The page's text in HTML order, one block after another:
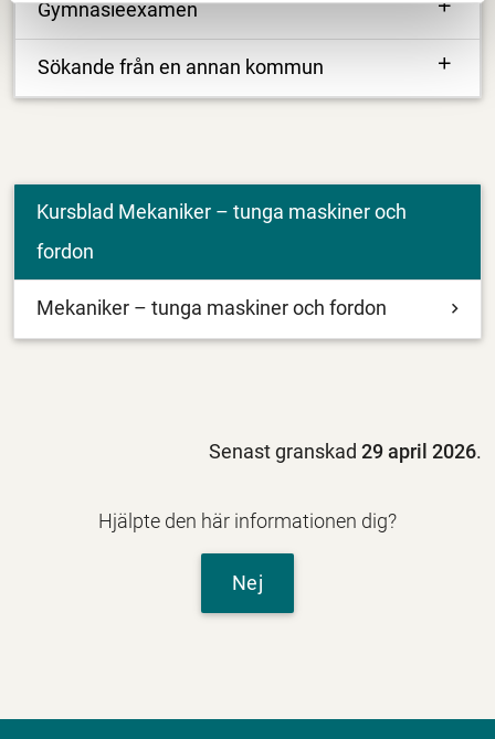
Gymnasieexamen
Sökande från en annan kommun
Kursblad Mekaniker – tunga maskiner och
fordon
Mekaniker – tunga maskiner och fordon
Senast granskad29 april 2026.
Hjälpte den här informationen dig?
Nej